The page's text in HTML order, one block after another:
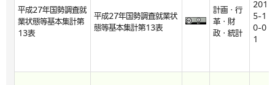
平成27年国勢調査就
業状態等基本集計第
13表
平成27年国勢調査就業状
態等基本集計第13表
計画・行
革・財
政・統計
201
5-1
0-0
1